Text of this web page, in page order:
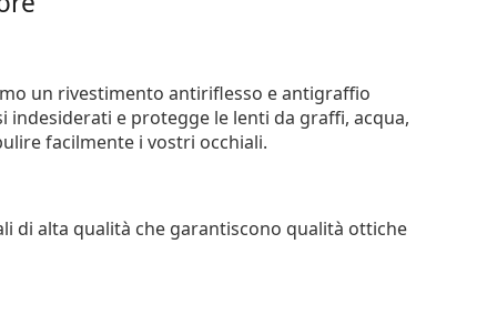
un rivestimento antiriflesso e antigraffio
e protegge le lenti da graffi, acqua,
facilmente i vostri occhiali.
di alta qualità che garantiscono qualità ottiche